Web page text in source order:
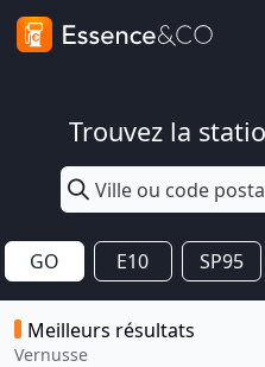
Trouvez la
GO E10 SP95
Meilleurs résultats
Vernusse